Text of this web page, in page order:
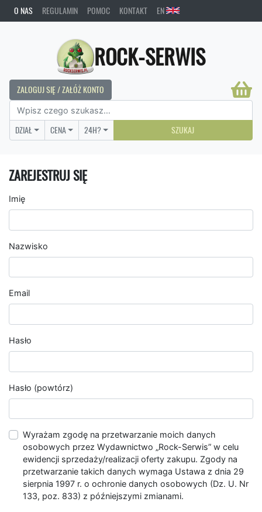
O NAS REGULAMIN POMOC KONTAKT EN
ROCK-SERWIS
ZALOGUJ SIĘ / ZAŁÓŻ KONTO
DZIAŁ CENA 24H? SZUKAJ
ZAREJESTRUJ SIĘ
Imię
Nazwisko
Email
Hasło
Hasło (powtórz)
Wyrażam zgodę na przetwarzanie moich danych
osobowych przez Wydawnictwo „Rock-Serwis” w celu
ewidencji sprzedaży/realizacji oferty zakupu. Zgody na
przetwarzanie takich danych wymaga Ustawa z dnia 29
sierpnia 1997 r. o ochronie danych osobowych (Dz. U. Nr
133, poz. 833) z późniejszymi zmianami.